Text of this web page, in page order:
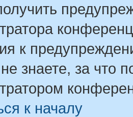
к
знаете, за что
к началу